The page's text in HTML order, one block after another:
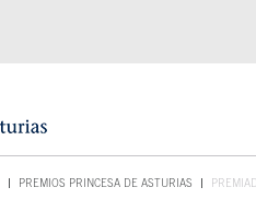
PREMIOS PRINCESA DE ASTURIAS